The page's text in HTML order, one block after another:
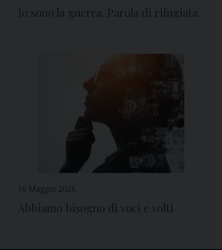
Io sono la guerra. Parola di rifugiata
16 Maggio 2026
Abbiamo bisogno di voci e volti